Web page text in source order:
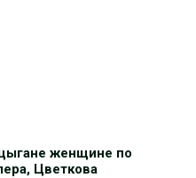
женщине по
Цветкова